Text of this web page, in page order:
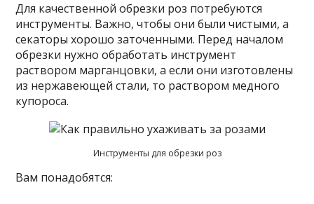
Для качественной обрезки роз потребуются
инструменты. Важно, чтобы они были чистыми, а
секаторы хорошо заточенными. Перед началом
обрезки нужно обработать инструмент
раствором марганцовки, а если они изготовлены
из нержавеющей стали, то раствором медного
купороса.
Инструменты для обрезки роз
Вам понадобятся: